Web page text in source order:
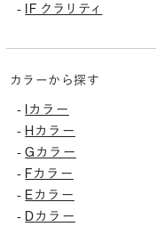
-
IF クラリティ
カラーから探す
-
Iカラー
- Hカラー
-Gカラー
- Fカラー
- Eカラー
- Dカラー